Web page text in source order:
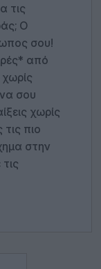
τις
Ο
σου!
από
σου
χωρίς
πιο
στην